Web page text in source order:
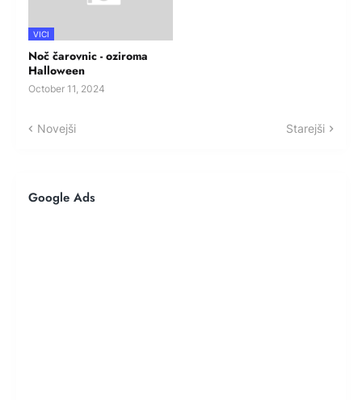
VICI
Noč čarovnic - oziroma
Halloween
October 11, 2024
Novejši Starejši
Google Ads